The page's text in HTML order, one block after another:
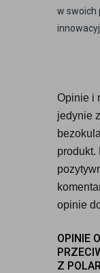
w swoich
Opinie i
jedynie
produkt.
opinie
OPINIE
Z